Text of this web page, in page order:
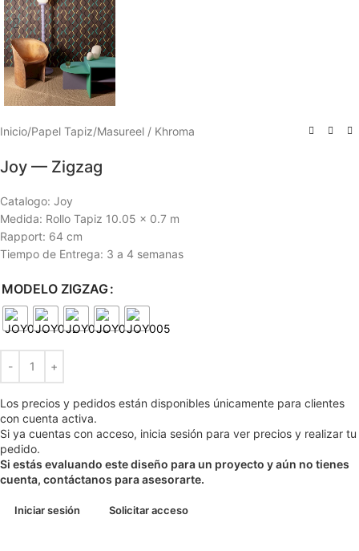
Inicio/Papel Tapiz/Masureel / Khroma
Joy — Zigzag
Catalogo: Joy
Medida: Rollo Tapiz 10.05 x 0.7 m
Rapport: 64 cm
Tiempo de Entrega: 3 a 4 semanas
MODELO ZIGZAG
Los precios y pedidos están disponibles únicamente para clientes
con cuenta activa.
Si ya cuentas con acceso, inicia sesión para ver precios y realizar tu
pedido.
Si estás evaluando este diseño para un proyecto y aún no tienes
cuenta, contáctanos para asesorarte.
Iniciar sesión Solicitar acceso